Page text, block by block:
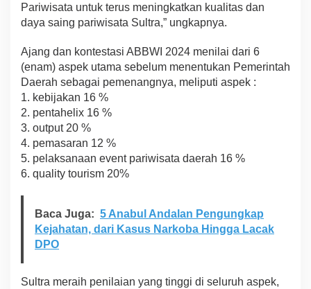
Pariwisata untuk terus meningkatkan kualitas dan
daya saing pariwisata Sultra,” ungkapnya.
Ajang dan kontestasi ABBWI 2024 menilai dari 6
(enam) aspek utama sebelum menentukan Pemerintah
Daerah sebagai pemenangnya, meliputi aspek :
1. kebijakan 16 %
2. ⁠pentahelix 16 %
3. output 20 %
4. pemasaran 12 %
5. ⁠pelaksanaan event pariwisata daerah 16 %
6. quality tourism 20%
Baca Juga: 5 Anabul Andalan Pengungkap
Kejahatan, dari Kasus Narkoba Hingga Lacak
DPO
Sultra meraih penilaian yang tinggi di seluruh aspek,